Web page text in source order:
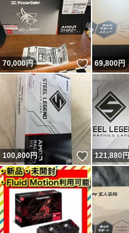
70,000円 いいね！
69,800円
100,800円 いいね！
121,880円